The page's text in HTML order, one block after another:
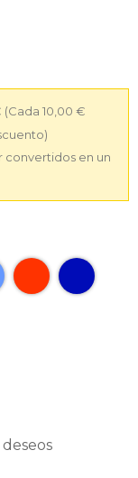
(Cada 10,00 €
convertidos en un